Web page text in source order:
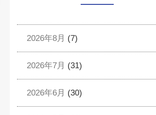
2026年8月 (7)
2026年7月 (31)
2026年6月 (30)